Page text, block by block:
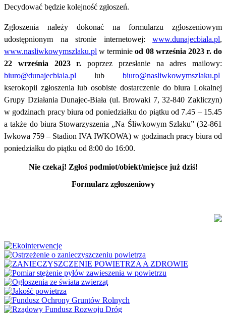
Decydować będzie kolejność zgłoszeń.
Zgłoszenia należy dokonać na formularzu zgłoszeniowym
udostępnionym na stronie internetowej: www.dunajecbiala.pl,
www.nasliwkowymszlaku.pl w terminieod 08 września 2023 r. do
22 września 2023 r. poprzez przesłanie na adres mailowy:
biuro@dunajecbiala.pl lub biuro@nasliwkowymszlaku.pl
kserokopii zgłoszenia lub osobiste dostarczenie do biura Lokalnej
Grupy Działania Dunajec-Biała (ul. Browaki 7, 32-840 Zakliczyn)
w godzinach pracy biura od poniedziałku do piątku od 7.45 – 15.45
a także do biura Stowarzyszenia „Na Śliwkowym Szlaku” (32-861
Iwkowa 759 – Stadion IVA IWKOWA) w godzinach pracy biura od
poniedziałku do piątku od 8:00 do 16:00.
Nie czekaj! Zgłoś podmiot/obiekt/miejsce już dziś!
Formularz zgłoszeniowy